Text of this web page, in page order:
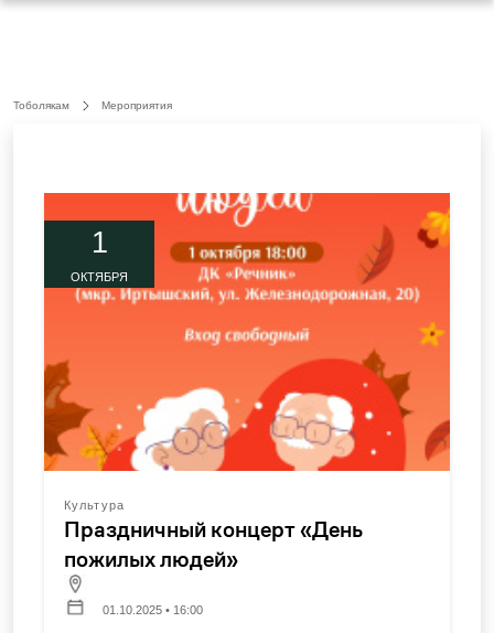
Тоболякам Мероприятия
1
ОКТЯБРЯ
Культура
Праздничный концерт «День
пожилых людей»
01.10.2025 • 16:00